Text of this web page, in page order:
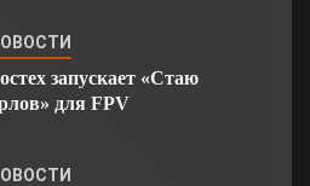
запускает «Стаю
для FPV